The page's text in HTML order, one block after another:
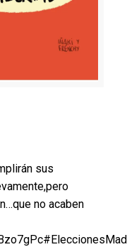
sus
no acaben